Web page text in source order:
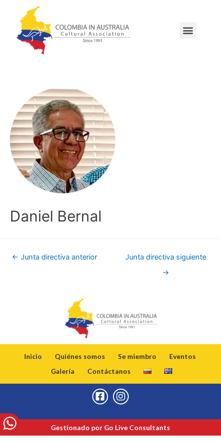
Daniel Bernal
← Junta directiva anterior
Junta directiva siguiente
→
Inicio Quiénes somos Se miembro
Eventos
Galería
Contáctanos
Gestionado por Go Live Consultants